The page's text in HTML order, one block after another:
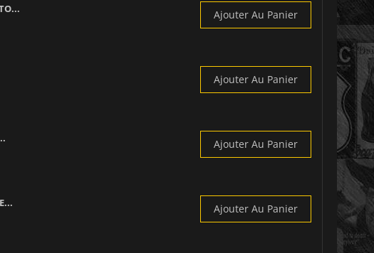
Ajouter Au Panier
Ajouter Au Panier
Ajouter Au Panier
Ajouter Au Panier